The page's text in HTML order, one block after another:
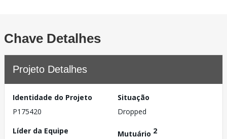
Chave Detalhes
Projeto Detalhes
Identidade do Projeto
P175420
Situação
Dropped
Líder da Equipe
Mutuário 2